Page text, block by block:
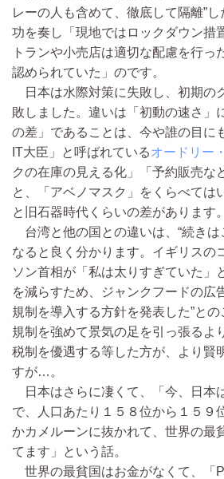
レーの人も含めて、徹底して隔離”
功を奏し「現地ではロックダウン措
トランや小売店は適切な配慮を行っ
認められていた」のです。
日本は水際対策に失敗し、初期の
敗しました。違いは「初動の速さ」
の差」であることは、今や誰の目に
IT大臣」と呼ばれているオードリー
クの在庫の見える化」「予約販売な
と、「アベノマスク」をくらべては
と旧石器時代くらいの差があります。
台湾と他の国との違いは、“続きは
なると良く分かります。イギリスの
ソン首相が「私は太りすぎていた」
を減らすため、ジャンクフードの広
規制を導入する方針を発表した”と
規制を強めて景気の足を引っ張るよ
税制を優遇する等した方が、より賢
すが…。
日本はさらに凄くて、「今、日本
で、人口あたり１５８位から１５９
かカメルーンに抜かれて、世界の最
てます」という話。
世界の最貧国はお金がなくて、「